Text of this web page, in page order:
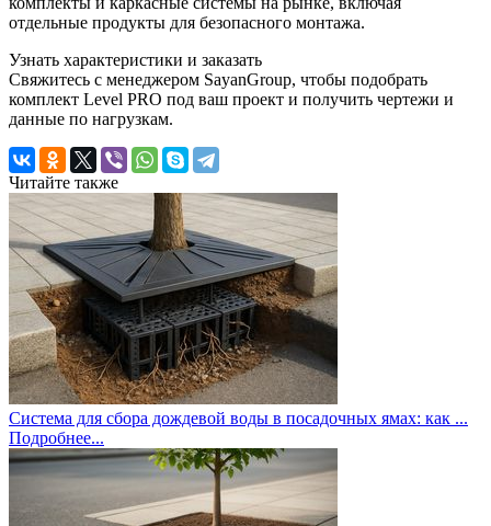
отдельные продукты для безопасного монтажа.
Узнать характеристики и заказать
Свяжитесь с менеджером SayanGroup, чтобы подобрать
комплект Level PRO под ваш проект и получить чертежи и
данные по нагрузкам.
Читайте также
Система для сбора дождевой воды в посадочных ямах: как ...
Подробнее...